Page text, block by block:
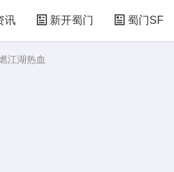
讯 新开蜀门 蜀门SF
江湖热血